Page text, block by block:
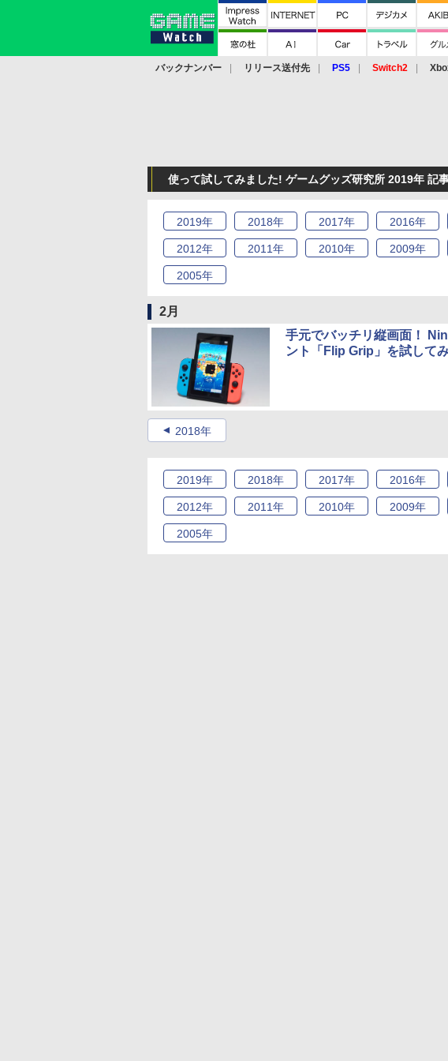
バックナンバー リリース送付先 PS5 Switch2
使って試してみました! ゲームグッズ研究所 2019年 記
2019年 2018年 2017年 2016年
2012年 2011年 2010年 2009年
2005年
2月
手元でバッチリ縦画面！
ント「Flip Grip」を試して
2018年
2019年 2018年 2017年 2016年
2012年 2011年 2010年 2009年
2005年